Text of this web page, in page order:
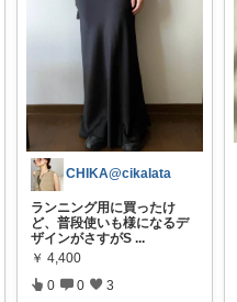
CHIKA@cikalata
ランニング用に買ったけ
ど、普段使いも様になるデ
ザインがさすがS ...
￥ 4,400
0 0 3